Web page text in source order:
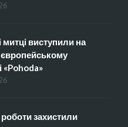
митці виступили на
«Pohoda»
захистили